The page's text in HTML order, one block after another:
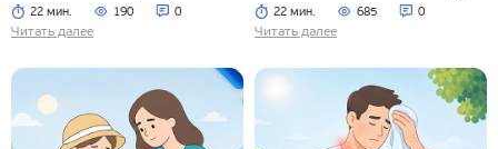
22 мин. 190 0
Читать далее
22 мин. 685 0
Читать далее